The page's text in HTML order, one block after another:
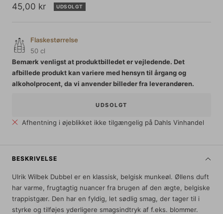
Udsalgspris
45,00 kr UDSOLGT
Flaskestørrelse
50 cl
Bemærk venligst at produktbilledet er vejledende. Det
afbillede produkt kan variere med hensyn til årgang og
alkoholprocent, da vi anvender billeder fra leverandøren.
UDSOLGT
Afhentning i øjeblikket ikke tilgængelig på Dahls Vinhandel
BESKRIVELSE
Ulrik Wilbek Dubbel er en klassisk, belgisk munkeøl. Øllens duft
har varme, frugtagtig nuancer fra brugen af den ægte, belgiske
trappistgær. Den har en fyldig, let sødlig smag, der tager til i
styrke og tilføjes yderligere smagsindtryk af f.eks. blommer.